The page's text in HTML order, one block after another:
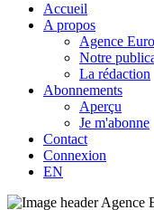
Accueil
A propos
Agence
Notre
La rédaction
Abonnements
Aperçu
Je m'abonne
Contact
Connexion
EN